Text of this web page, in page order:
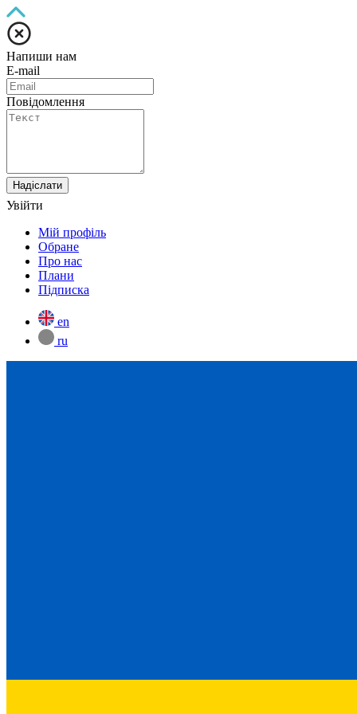
Напиши нам
E-mail
Повідомлення
Надіслати
Увійти
Мій профіль
Обране
Про нас
Плани
Підписка
en
ru